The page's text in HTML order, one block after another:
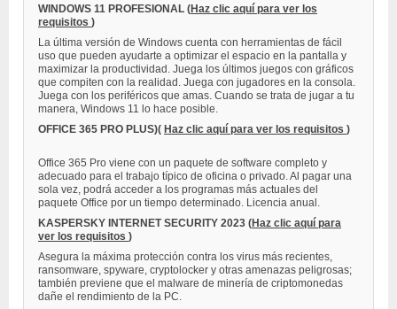
WINDOWS 11 PROFESIONAL (Haz clic aquí para ver los
requisitos )
La última versión de Windows cuenta con herramientas de fácil
uso que pueden ayudarte a optimizar el espacio en la pantalla y
maximizar la productividad. Juega los últimos juegos con gráficos
que compiten con la realidad. Juega con jugadores en la consola.
Juega con los periféricos que amas. Cuando se trata de jugar a tu
manera, Windows 11 lo hace posible.
OFFICE 365 PRO PLUS)( Haz clic aquí para ver los requisitos )
Office 365 Pro viene con un paquete de software completo y
adecuado para el trabajo típico de oficina o privado. Al pagar una
sola vez, podrá acceder a los programas más actuales del
paquete Office por un tiempo determinado. Licencia anual.
KASPERSKY INTERNET SECURITY 2023 (Haz clic aquí para
ver los requisitos )
Asegura la máxima protección contra los virus más recientes,
ransomware, spyware, cryptolocker y otras amenazas peligrosas;
también previene que el malware de minería de criptomonedas
dañe el rendimiento de la PC.